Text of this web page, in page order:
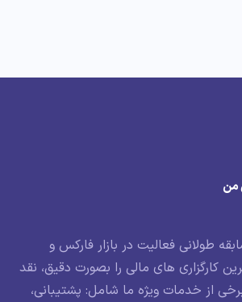
فعالیت در بازار فارکس و
های مالی را بصورت دقیق، نقد
خدمات ویژه ما شامل: پشتیبانی،